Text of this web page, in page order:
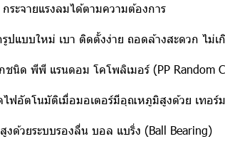
ระจายแรงลมได้ตามความต้องการ
ปแบบใหม่ เบา ติดตั้งง่าย ถอดล้างสะดวก ไม่เ
นิด พีพี แรนดอม โคโพลิเมอร์ (PP Random
ฟอัตโนมัติเมื่อมอเตอร์มีอุณหภูมิสูงด้วย เทอร์
งด้วยระบบรองลื่น บอล แบริ่ง (Ball Bearing)